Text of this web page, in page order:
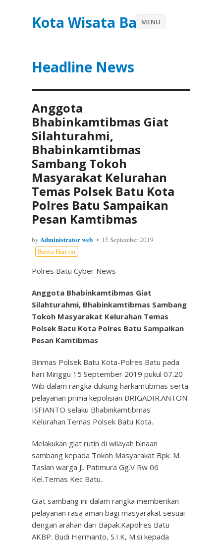
Kota Wisata Batu
Headline News
MENU
Anggota
Bhabinkamtibmas Giat
Silahturahmi,
Bhabinkamtibmas
Sambang Tokoh
Masyarakat Kelurahan
Temas Polsek Batu Kota
Polres Batu Sampaikan
Pesan Kamtibmas
by Administrator web
15 September 2019
Berita Hari ini
Polres Batu Cyber News
Anggota Bhabinkamtibmas Giat
Silahturahmi, Bhabinkamtibmas Sambang
Tokoh Masyarakat Kelurahan Temas
Polsek Batu Kota Polres Batu Sampaikan
Pesan Kamtibmas
Binmas Polsek Batu Kota-Polres Batu pada
hari Minggu 15 September 2019 pukul 07.20
Wib dalam rangka dukung harkamtibmas serta
pelayanan prima kepolisian BRIGADIR.ANTON
ISFIANTO selaku Bhabinkamtibmas
Kelurahan.Temas Polsek Batu Kota.
Melakukan giat rutin di wilayah binaan
sambang kepada Tokoh Masyarakat Bpk. M.
Taslan warga Jl. Patimura Gg.V Rw 06
Kel.Temas Kec Batu.
Giat sambang ini dalam rangka memberikan
pelayanan rasa aman bagi masyarakat sesuai
dengan arahan dari Bapak.Kapolres Batu
AKBP. Budi Hermanto, S.I.K, M.si kepada